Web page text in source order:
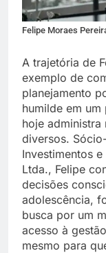
Felipe Moraes
A trajetória de
exemplo de
planejamento
humilde em
hoje administra
diversos.
Investimentos
Ltda., Felipe
decisões
adolescência,
busca por um
acesso à
mesmo para